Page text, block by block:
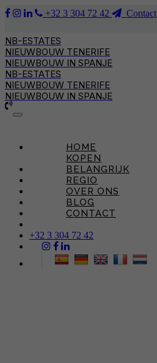
+32 3 304 72 42 Contact
NB-ESTATES
NIEUWBOUW TENERIFE
NIEUWBOUW IN SPANJE
NB-ESTATES
NIEUWBOUW TENERIFE
NIEUWBOUW IN SPANJE
Toggle
HOME
KOPEN
BELANGRIJK
REGIO
OVER ONS
BLOG
CONTACT
+32 3 304 72 42